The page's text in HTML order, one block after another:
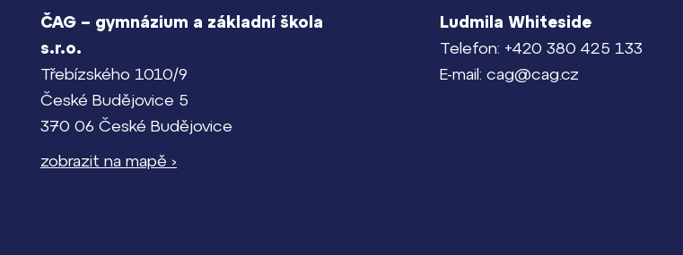
ČAG – gymnázium a základní škola
s.r.o.
Třebízského 1010/9
České Budějovice 5
370 06 České Budějovice
zobrazit na mapě ›
Ludmila Whiteside
Telefon: +420 380 425 133
E-mail: cag@cag.cz